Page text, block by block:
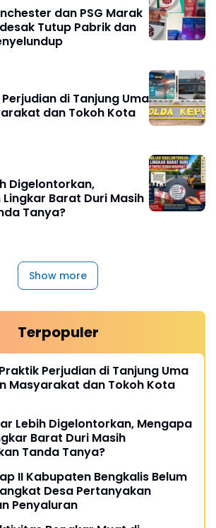
dan PSG Marak
Tutup Pabrik dan
di Tanjung Uma
dan Tokoh Kota
Digelontorkan,
Barat Duri Masih
Tanya?
Show more
Terpopuler
Perjudian di Tanjung Uma
Masyarakat dan Tokoh Kota
Lebih Digelontorkan, Mengapa
Barat Duri Masih
Tanda Tanya?
II Kabupaten Bengkalis Belum
Desa Pertanyakan
Penyaluran